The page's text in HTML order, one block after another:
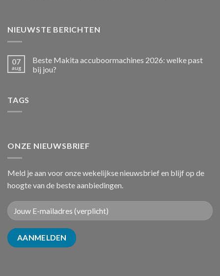
NIEUWSTE BERICHTEN
07
aug
Beste Makita accuboormachines 2026: welke past
bij jou?
TAGS
ONZE NIEUWSBRIEF
Meld je aan voor onze wekelijkse nieuwsbrief en blijf op de
hoogte van de beste aanbiedingen.